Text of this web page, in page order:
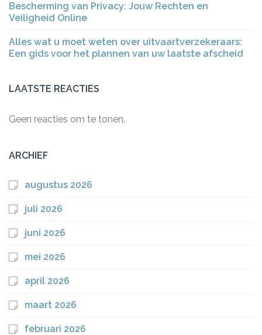
Bescherming van Privacy: Jouw Rechten en
Veiligheid Online
Alles wat u moet weten over uitvaartverzekeraars:
Een gids voor het plannen van uw laatste afscheid
LAATSTE REACTIES
Geen reacties om te tonen.
ARCHIEF
augustus 2026
juli 2026
juni 2026
mei 2026
april 2026
maart 2026
februari 2026